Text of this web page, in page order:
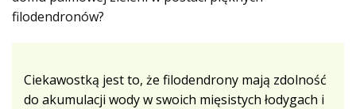
filodendronów?
Ciekawostką jest to, że filodendrony mają zdolność
do akumulacji wody w swoich mięsistych łodygach i